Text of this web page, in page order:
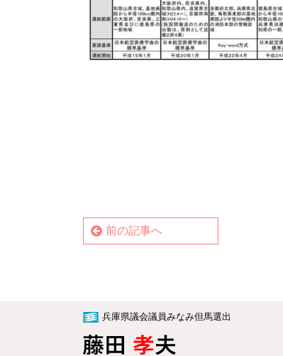
前の記事へ
兵庫県議会議員みなみ但馬選出